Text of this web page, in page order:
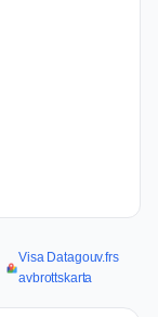
Visa Datagouv.frs
avbrottskarta